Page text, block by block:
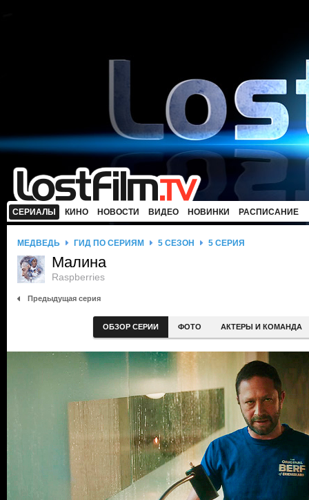
СЕРИАЛЫ КИНО НОВОСТИ ВИДЕО НОВИНКИ РАСПИСАНИЕ
МЕДВЕДЬ ГИД ПО СЕРИЯМ 5 СЕЗОН 5 СЕРИЯ
Малина
Raspberries
Предыдущая серия
ОБЗОР СЕРИИ ФОТО АКТЕРЫ И КОМАНДА